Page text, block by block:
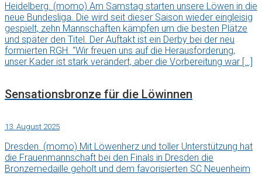
Heidelberg. (momo) Am Samstag starten unsere Löwen in die
neue Bundesliga. Die wird seit dieser Saison wieder eingleisig
gespielt, zehn Mannschaften kämpfen um die besten Plätze
und später den Titel. Der Auftakt ist ein Derby bei der neu
formierten RGH. “Wir freuen uns auf die Herausforderung,
unser Kader ist stark verändert, aber die Vorbereitung war […]
Sensationsbronze für die Löwinnen
13. August 2025
Dresden. (momo) Mit Löwenherz und toller Unterstützung hat
die Frauenmannschaft bei den Finals in Dresden die
Bronzemedaille geholt und dem favorisierten SC Neuenheim